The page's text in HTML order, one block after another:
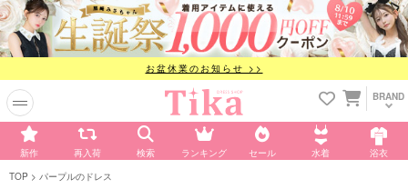
お盆休業のお知らせ >>
BRAND
新作 再入荷 検索 ランキング セール 水着 浴衣
TOP パープルのドレス